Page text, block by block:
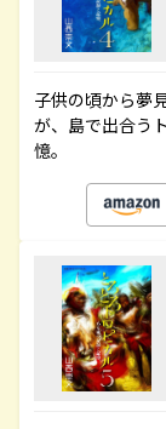
子供の頃から夢
が、島で出合う
憶。